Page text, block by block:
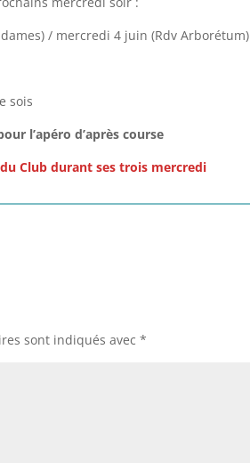
/ mercredi 4 juin (Rdv Arborétum)
sois
l’apéro d’après course
Club durant ses trois mercredi
sont indiqués avec*